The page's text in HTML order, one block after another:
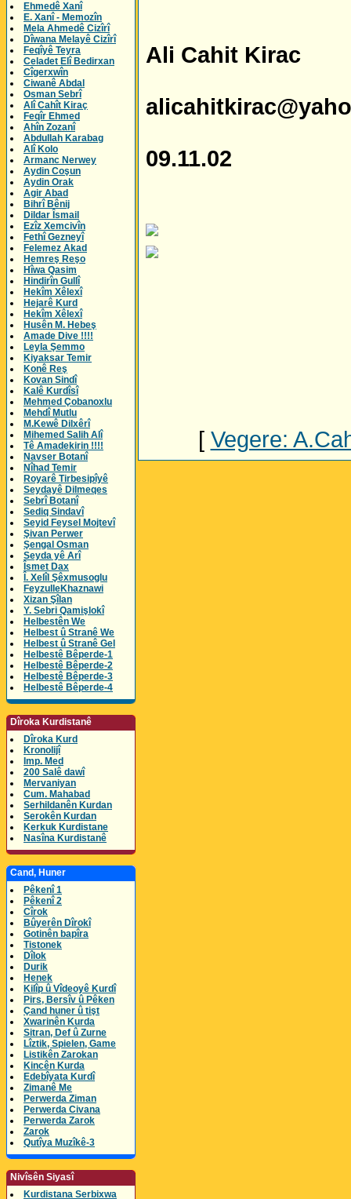
Ehmedê Xanî
E. Xanî - Memozîn
Mela Ahmedê Cizîrî
Dîwana Melayê Cizîrî
Feqîyê Teyra
Celadet Elî Bedirxan
Cîgerxwîn
Ciwanê Abdal
Osman Sebrî
Alî Cahît Kiraç
Feqîr Ehmed
Ahîn Zozanî
Abdullah Karabag
Alî Kolo
Armanc Nerwey
Aydin Coşun
Aydin Orak
Agir Abad
Bihrî Bênij
Dildar Îsmail
Ezîz Xemcivîn
Fethî Gezneyî
Felemez Akad
Hemreş Reşo
Hîwa Qasim
Hindirîn Gullî
Hekîm Xêlexî
Hejarê Kurd
Hekîm Xêlexî
Husên M. Hebeş
Amade Dive !!!!
Leyla Şemmo
Kiyaksar Temir
Konê Reş
Kovan Sindî
Kalê Kurdîsî
Mehmed Çobanoxlu
Mehdî Mutlu
M.Kewê Dilxêrî
Mihemed Salih Alî
Tê Amadekirin !!!!
Navser Botanî
Nîhad Temir
Royarê Tirbesipîyê
Seydayê Dilmeqes
Sebrî Botanî
Sediq Sindavî
Seyid Feysel Mojtevî
Şivan Perwer
Şengal Osman
Seyda yê Arî
Îsmet Dax
Î. Xelîl Şêxmusoglu
FeyzulleKhaznawi
Xizan Şîlan
Y. Sebri Qamişlokî
Helbestên We
Helbest û Stranê We
Helbest û Stranê Gel
Helbestê Bêperde-1
Helbestê Bêperde-2
Helbestê Bêperde-3
Helbestê Bêperde-4
Dîroka Kurdistanê
Dîroka Kurd
Kronolijî
Imp. Med
200 Salê dawî
Mervaniyan
Cum. Mahabad
Serhildanên Kurdan
Serokên Kurdan
Kerkuk Kurdistane
Nasîna Kurdistanê
Cand, Huner
Pêkenî 1
Pêkenî 2
Cîrok
Bûyerên Dîrokî
Gotinên bapîra
Tistonek
Dîlok
Durik
Henek
Kilîp û Vîdeoyê Kurdî
Pirs, Bersîv û Pêken
Çand huner û tişt
Xwarinên Kurda
Sitran, Def û Zurne
Lîztik, Spielen, Game
Listikên Zarokan
Kincên Kurda
Edebîyata Kurdî
Zimanê Me
Perwerda Ziman
Perwerda Civana
Perwerda Zarok
Zarok
Qutîya Muzîkê-3
Nivîsên Siyasî
Kurdistana Serbixwa
Ali Cahit Kirac
09.11.02
[ Vegere: